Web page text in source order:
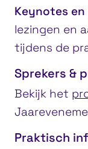
Keynotes
lezingen en
tijdens de
Sprekers &
Bekijk het
Praktisch